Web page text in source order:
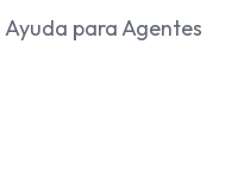
Ayuda para Agentes